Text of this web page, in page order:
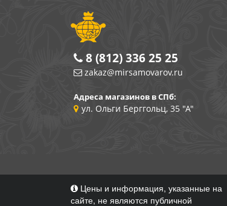
8 (812) 336 25 25
zakaz@mirsamovarov.ru
Адреса магазинов в СПб:
ул. Ольги Берггольц, 35 "А"
Цены и информация, указанные на
сайте, не являются публичной